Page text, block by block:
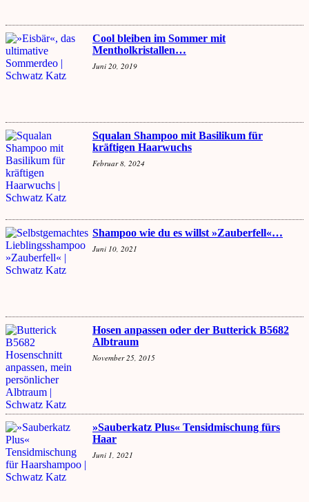
Cool bleiben im Sommer mit
Mentholkristallen…
Juni 20, 2019
Squalan Shampoo mit Basilikum für
kräftigen Haarwuchs
Februar 8, 2024
Shampoo wie du es willst »Zauberfell«…
Juni 10, 2021
Hosen anpassen oder der Butterick B5682
Albtraum
November 25, 2015
»Sauberkatz Plus« Tensidmischung fürs
Haar
Juni 1, 2021